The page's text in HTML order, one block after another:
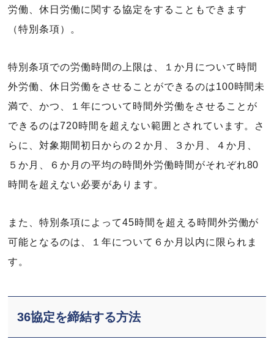
労働、休日労働に関する協定をすることもできます
（特別条項）。
特別条項での労働時間の上限は、１か月について時間
外労働、休日労働をさせることができるのは100時間未
満で、かつ、１年について時間外労働をさせることが
できるのは720時間を超えない範囲とされています。さ
らに、対象期間初日からの２か月、３か月、４か月、
５か月、６か月の平均の時間外労働時間がそれぞれ80
時間を超えない必要があります。
また、特別条項によって45時間を超える時間外労働が
可能となるのは、１年について６か月以内に限られま
す。
36協定を締結する方法